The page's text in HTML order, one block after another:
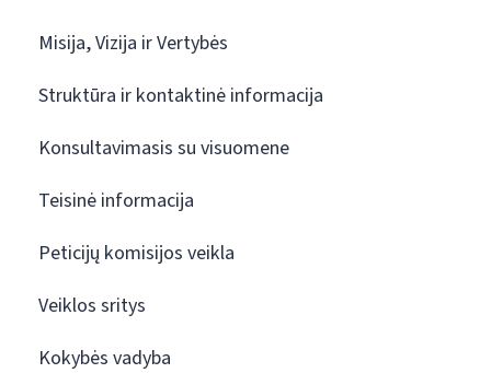
Misija, Vizija ir Vertybės
Struktūra ir kontaktinė informacija
Konsultavimasis su visuomene
Teisinė informacija
Peticijų komisijos veikla
Veiklos sritys
Kokybės vadyba